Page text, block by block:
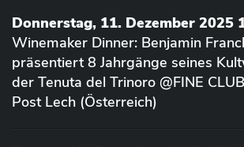
Donnerstag, 11. Dezember 2025
Winemaker Dinner: Benjamin
präsentiert 8 Jahrgänge seines
der Tenuta del Trinoro @FINE
Post Lech (Österreich)